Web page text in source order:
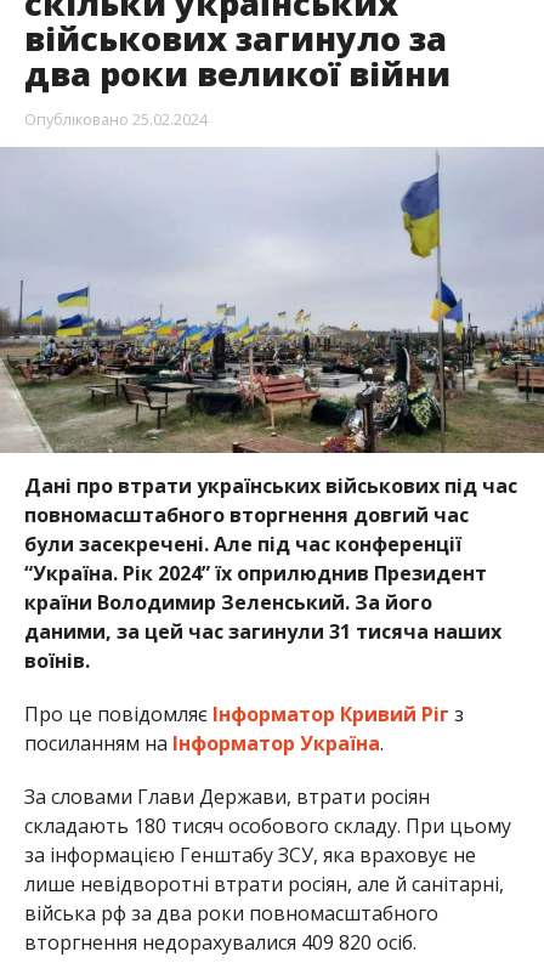
військових загинуло за
два роки великої війни
Опубліковано 25.02.2024
Дані про втрати українських військових під час
повномасштабного вторгнення довгий час
були засекречені. Але під час конференції
“Україна. Рік 2024” їх оприлюднив Президент
країни Володимир Зеленський. За його
даними, за цей час загинули 31 тисяча наших
воїнів.
Про це повідомляє Інформатор Кривий Ріг з
посиланням на Інформатор Україна.
За словами Глави Держави, втрати росіян
складають 180 тисяч особового складу. При цьому
за інформацією Генштабу ЗСУ, яка враховує не
лише невідворотні втрати росіян, але й санітарні,
війська рф за два роки повномасштабного
вторгнення недорахувалися 409 820 осіб.